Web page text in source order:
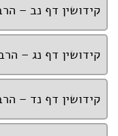
קידושין דף נב –
קידושין דף נג –
קידושין דף נד –